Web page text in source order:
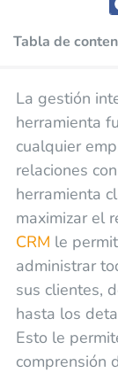
Tabla de
La gestión
herramienta
cualquier
relaciones
herramienta
maximizar el
CRM le
administrar
sus clientes,
hasta los
Esto le
comprensión